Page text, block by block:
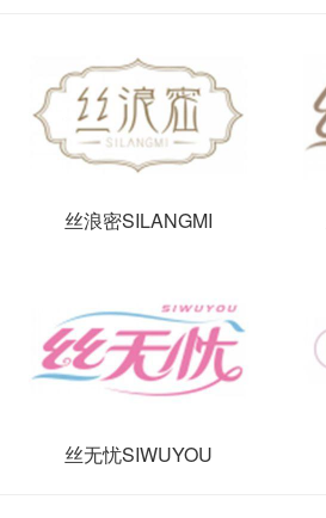
丝浪密SILANGMI
丝无忧SIWUYOU